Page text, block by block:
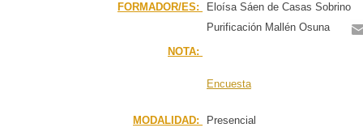
FORMADOR/ES:
Eloísa Sáen de Casas Sobrino
Purificación Mallén Osuna
NOTA:
Encuesta
MODALIDAD: Presencial